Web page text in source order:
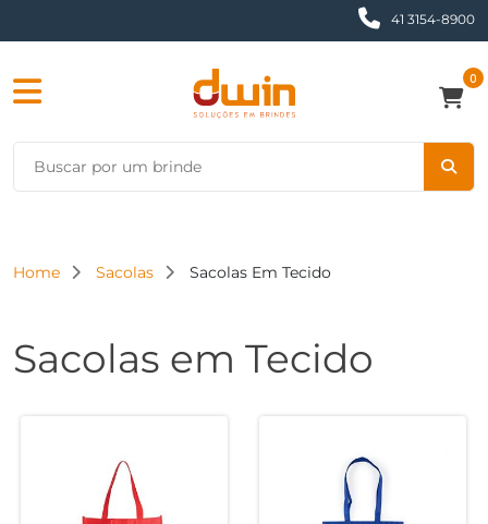
41 3154-8900
0
Home Sacolas Sacolas Em Tecido
Sacolas em Tecido